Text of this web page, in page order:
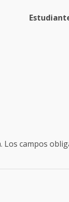
Los campos